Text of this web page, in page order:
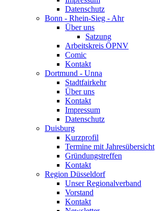
Datenschutz
Bonn - Rhein-Sieg - Ahr
Über uns
Satzung
Arbeitskreis ÖPNV
Comic
Kontakt
Dortmund - Unna
Stadtfairkehr
Über uns
Kontakt
Impressum
Datenschutz
Duisburg
Kurzprofil
Termine mit Jahresübersicht
Gründungstreffen
Kontakt
Region Düsseldorf
Unser Regionalverband
Vorstand
Kontakt